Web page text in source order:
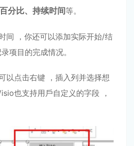
分⽐、持续时间等。
间 ，你还可以添加实际开始/结
项⽬的完成情况。
以点击右键 ，插⼊列并选择想
也⽀持⽤⼾⾃定义的字段 ，